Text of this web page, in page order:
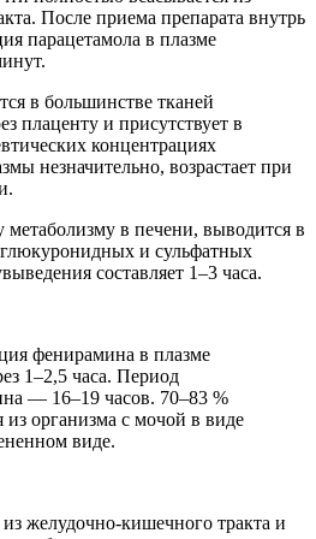
После приема препарата внутрь
парацетамола в плазме
в большинстве тканей
плаценту и присутствует в
концентрациях
незначительно, возрастает при
метаболизму в печени, выводится в
и сульфатных
составляет 1–3 часа.
фенирамина в плазме
1–2,5 часа. Период
— 16–19 часов. 70–83 %
организма с мочой в виде
виде.
желудочно-кишечного тракта и